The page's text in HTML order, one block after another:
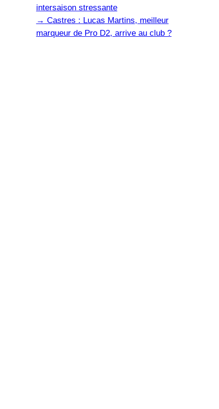
intersaison stressante
→ Castres : Lucas Martins, meilleur
marqueur de Pro D2, arrive au club ?